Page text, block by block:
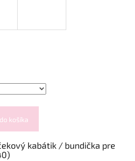
košíka
kabátik / bundička pre